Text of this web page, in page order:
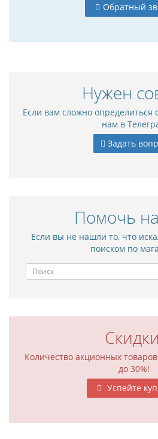
Обратный
Нужен
Если вам сложно
нам в
Задать
Помочь
Если вы не нашли то, что
поиском по
Количество акционных
до 30%!
Успейте